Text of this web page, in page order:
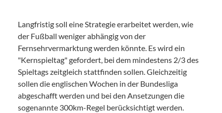
Langfristig soll eine Strategie erarbeitet werden, wie
der Fußball weniger abhängig von der
Fernsehrvermarktung werden könnte. Es wird ein
"Kernspieltag" gefordert, bei dem mindestens 2/3 des
Spieltags zeitgleich stattfinden sollen. Gleichzeitig
sollen die englischen Wochen in der Bundesliga
abgeschafft werden und bei den Ansetzungen die
sogenannte 300km-Regel berücksichtigt werden.